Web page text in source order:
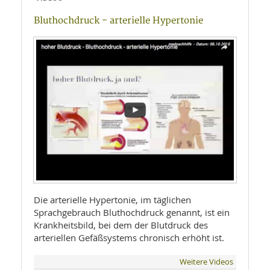
Bluthochdruck - arterielle Hypertonie
Die arterielle Hypertonie, im täglichen
Sprachgebrauch Bluthochdruck genannt, ist ein
Krankheitsbild, bei dem der Blutdruck des
arteriellen Gefäßsystems chronisch erhöht ist.
Weitere Videos